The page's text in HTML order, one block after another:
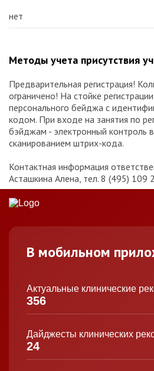
нет
Методы учета присутствия
Предварительная регистрация!
ограничено! На стойке
персонального бейджа с
кодом. При входе на занятия по
бэйджам - электронный контроль
сканированием штрих-кода.
Контактная информация
Асташкина Алена, тел. 8 (495) 109
В мобильном
Актуальные клинические
356
Дайджесты клинических
24